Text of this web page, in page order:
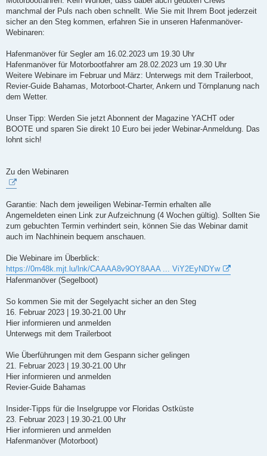
r
a
manchmal der Puls nach oben schnellt. Wie Sie mit Ihrem Boot jederzeit
sicher an den Steg kommen, erfahren Sie in unseren Hafenmanöver-
Webinaren:
Hafenmanöver für Segler am 16.02.2023 um 19.30 Uhr
Hafenmanöver für Motorbootfahrer am 28.02.2023 um 19.30 Uhr
Weitere Webinare im Februar und März: Unterwegs mit dem Trailerboot,
Revier-Guide Bahamas, Motorboot-Charter, Ankern und Törnplanung nach
dem Wetter.
Unser Tipp: Werden Sie jetzt Abonnent der Magazine YACHT oder
BOOTE und sparen Sie direkt 10 Euro bei jeder Webinar-Anmeldung. Das
lohnt sich!
Zu den Webinaren
Garantie: Nach dem jeweiligen Webinar-Termin erhalten alle
Angemeldeten einen Link zur Aufzeichnung (4 Wochen gültig). Sollten Sie
zum gebuchten Termin verhindert sein, können Sie das Webinar damit
auch im Nachhinein bequem anschauen.
Die Webinare im Überblick:
https://0m48k.mjt.lu/lnk/CAAAA8v9OY8AAA ... ViY2EyNDYw
Hafenmanöver (Segelboot)
So kommen Sie mit der Segelyacht sicher an den Steg
16. Februar 2023 | 19.30-21.00 Uhr
Hier informieren und anmelden
Unterwegs mit dem Trailerboot
Wie Überführungen mit dem Gespann sicher gelingen
21. Februar 2023 | 19.30-21.00 Uhr
Hier informieren und anmelden
Revier-Guide Bahamas
Insider-Tipps für die Inselgruppe vor Floridas Ostküste
23. Februar 2023 | 19.30-21.00 Uhr
Hier informieren und anmelden
Hafenmanöver (Motorboot)